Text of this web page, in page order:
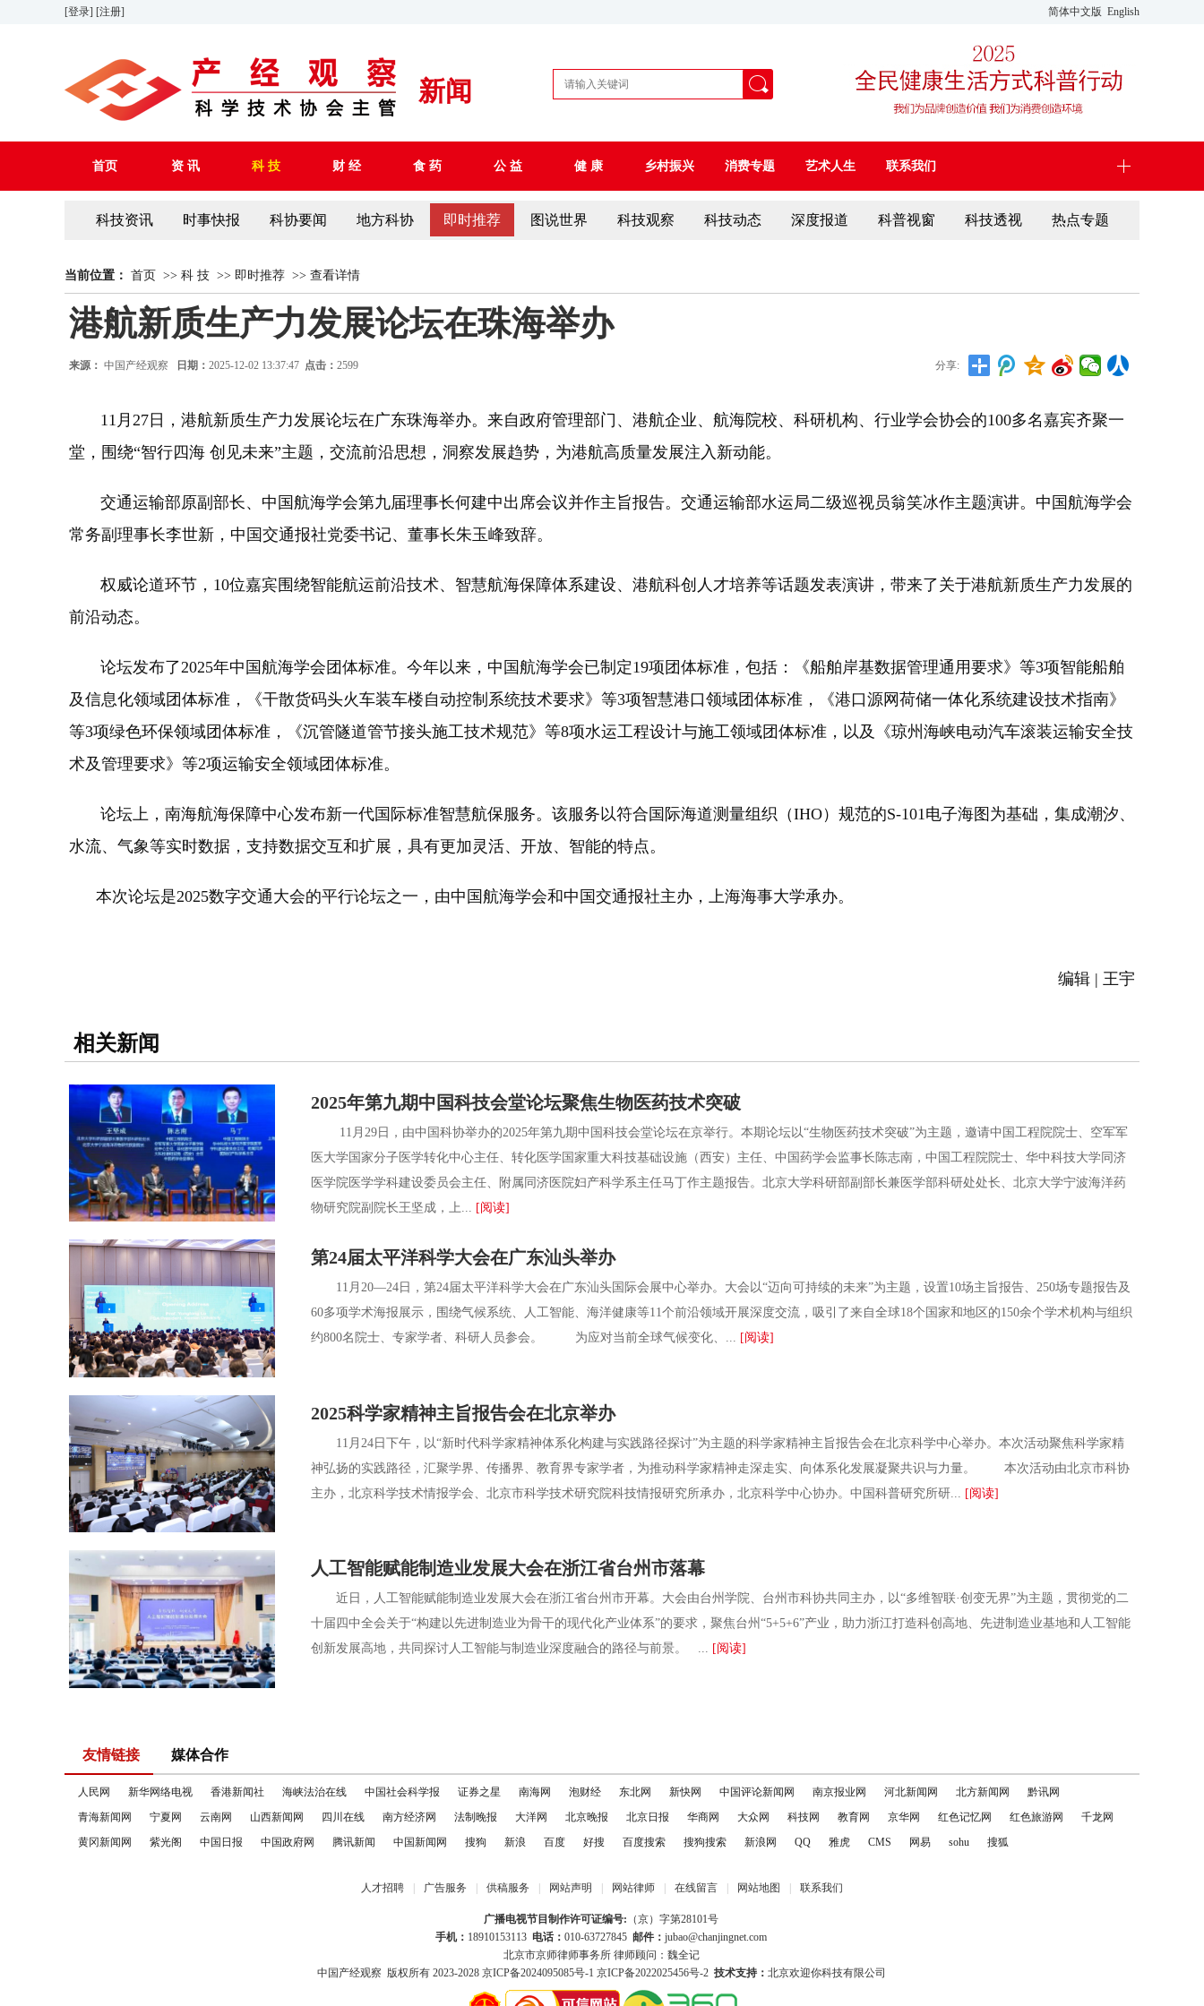
[登录] [注册] 简体中文版 English
新闻
首页 资 讯 科 技 财 经 食 药 公 益 健 康 乡村振兴 消费专题 艺术人生 联系我们
科技资讯 时事快报 科协要闻 地方科协 即时推荐 图说世界 科技观察 科技动态 深度报道 科普视窗 科技透视 热点专题
当前位置： 首页 >> 科 技 >> 即时推荐 >> 查看详情
港航新质生产力发展论坛在珠海举办
来源： 中国产经观察 日期： 2025-12-02 13:37:47 点击： 2599 分享:
11月27日，港航新质生产力发展论坛在广东珠海举办。来自政府管理部门、港航企业、航海院校、科研机构、行业学会协会的100多名嘉宾齐聚一
堂，围绕“智行四海 创见未来”主题，交流前沿思想，洞察发展趋势，为港航高质量发展注入新动能。
交通运输部原副部长、中国航海学会第九届理事长何建中出席会议并作主旨报告。交通运输部水运局二级巡视员翁笑冰作主题演讲。中国航海学会
常务副理事长李世新，中国交通报社党委书记、董事长朱玉峰致辞。
权威论道环节，10位嘉宾围绕智能航运前沿技术、智慧航海保障体系建设、港航科创人才培养等话题发表演讲，带来了关于港航新质生产力发展的
前沿动态。
论坛发布了2025年中国航海学会团体标准。今年以来，中国航海学会已制定19项团体标准，包括：《船舶岸基数据管理通用要求》等3项智能船舶
及信息化领域团体标准，《干散货码头火车装车楼自动控制系统技术要求》等3项智慧港口领域团体标准，《港口源网荷储一体化系统建设技术指南》
等3项绿色环保领域团体标准，《沉管隧道管节接头施工技术规范》等8项水运工程设计与施工领域团体标准，以及《琼州海峡电动汽车滚装运输安全技
术及管理要求》等2项运输安全领域团体标准。
论坛上，南海航海保障中心发布新一代国际标准智慧航保服务。该服务以符合国际海道测量组织（IHO）规范的S-101电子海图为基础，集成潮汐、
水流、气象等实时数据，支持数据交互和扩展，具有更加灵活、开放、智能的特点。
本次论坛是2025数字交通大会的平行论坛之一，由中国航海学会和中国交通报社主办，上海海事大学承办。
编辑 | 王宇
相关新闻
2025年第九期中国科技会堂论坛聚焦生物医药技术突破
11月29日，由中国科协举办的2025年第九期中国科技会堂论坛在京举行。本期论坛以“生物医药技术突破”为主题，邀请中国工程院院士、空军军
医大学国家分子医学转化中心主任、转化医学国家重大科技基础设施（西安）主任、中国药学会监事长陈志南，中国工程院院士、华中科技大学同济
医学院医学学科建设委员会主任、附属同济医院妇产科学系主任马丁作主题报告。北京大学科研部副部长兼医学部科研处处长、北京大学宁波海洋药
物研究院副院长王坚成，上... [阅读]
第24届太平洋科学大会在广东汕头举办
11月20—24日，第24届太平洋科学大会在广东汕头国际会展中心举办。大会以“迈向可持续的未来”为主题，设置10场主旨报告、250场专题报告及
60多项学术海报展示，围绕气候系统、人工智能、海洋健康等11个前沿领域开展深度交流，吸引了来自全球18个国家和地区的150余个学术机构与组织
约800名院士、专家学者、科研人员参会。 为应对当前全球气候变化、... [阅读]
2025科学家精神主旨报告会在北京举办
11月24日下午，以“新时代科学家精神体系化构建与实践路径探讨”为主题的科学家精神主旨报告会在北京科学中心举办。本次活动聚焦科学家精
神弘扬的实践路径，汇聚学界、传播界、教育界专家学者，为推动科学家精神走深走实、向体系化发展凝聚共识与力量。 本次活动由北京市科协
主办，北京科学技术情报学会、北京市科学技术研究院科技情报研究所承办，北京科学中心协办。中国科普研究所研...
[阅读]
人工智能赋能制造业发展大会在浙江省台州市落幕
近日，人工智能赋能制造业发展大会在浙江省台州市开幕。大会由台州学院、台州市科协共同主办，以“多维智联·创变无界”为主题，贯彻党的二
十届四中全会关于“构建以先进制造业为骨干的现代化产业体系”的要求，聚焦台州“5+5+6”产业，助力浙江打造科创高地、先进制造业基地和人工智能
创新发展高地，共同探讨人工智能与制造业深度融合的路径与前景。 ... [阅读]
友情链接 媒体合作
人民网 新华网络电视 香港新闻社 海峡法治在线 中国社会科学报 证券之星 南海网 泡财经 东北网 新快网 中国评论新闻网 南京报业网 河北新闻网 北方新闻网
黔讯网
青海新闻网
宁夏网 云南网 山西新闻网 四川在线 南方经济网 法制晚报 大洋网 北京晚报 北京日报 华商网 大众网 科技网 教育网 京华网 红色记忆网 红色旅游网
千龙网
黄冈新闻网
紫光阁 中国日报 中国政府网 腾讯新闻 中国新闻网 搜狗 新浪 百度 好搜 百度搜索 搜狗搜索 新浪网 QQ 雅虎 CMS 网易 sohu 搜狐
人才招聘 | 广告服务 | 供稿服务 | 网站声明 | 网站律师 | 在线留言 | 网站地图 | 联系我们
广播电视节目制作许可证编号: （京）字第28101号
手机： 18910153113 电话： 010-63727845 邮件： jubao@chanjingnet.com
北京市京师律师事务所 律师顾问：魏全记
中国产经观察 版权所有 2023-2028 京ICP备2024095085号-1 京ICP备2022025456号-2 技术支持： 北京欢迎你科技有限公司